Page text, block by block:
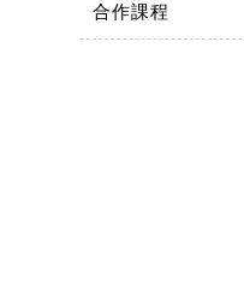
合作課程